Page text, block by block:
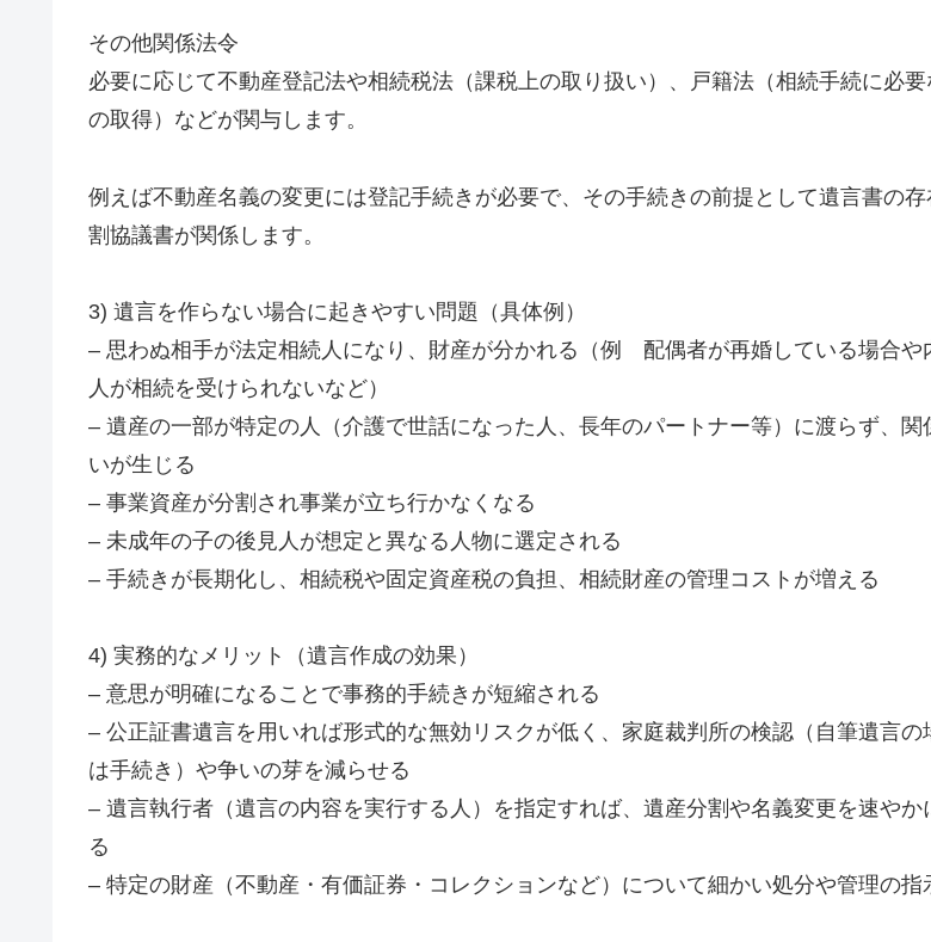
その他関係法令
必要に応じて不動産登記法や相続税法（課税上の取り扱い）、戸籍法（相続手続に必
の取得）などが関与します。
例えば不動産名義の変更には登記手続きが必要で、その手続きの前提として遺言書の
割協議書が関係します。
3) 遺言を作らない場合に起きやすい問題（具体例）
– 思わぬ相手が法定相続人になり、財産が分かれる（例 配偶者が再婚している場合や
人が相続を受けられないなど）
– 遺産の一部が特定の人（介護で世話になった人、長年のパートナー等）に渡らず、関
いが生じる
– 事業資産が分割され事業が立ち行かなくなる
– 未成年の子の後見人が想定と異なる人物に選定される
– 手続きが長期化し、相続税や固定資産税の負担、相続財産の管理コストが増える
4) 実務的なメリット（遺言作成の効果）
– 意思が明確になることで事務的手続きが短縮される
– 公正証書遺言を用いれば形式的な無効リスクが低く、家庭裁判所の検認（自筆遺言の
は手続き）や争いの芽を減らせる
– 遺言執行者（遺言の内容を実行する人）を指定すれば、遺産分割や名義変更を速やか
る
– 特定の財産（不動産・有価証券・コレクションなど）について細かい処分や管理の指